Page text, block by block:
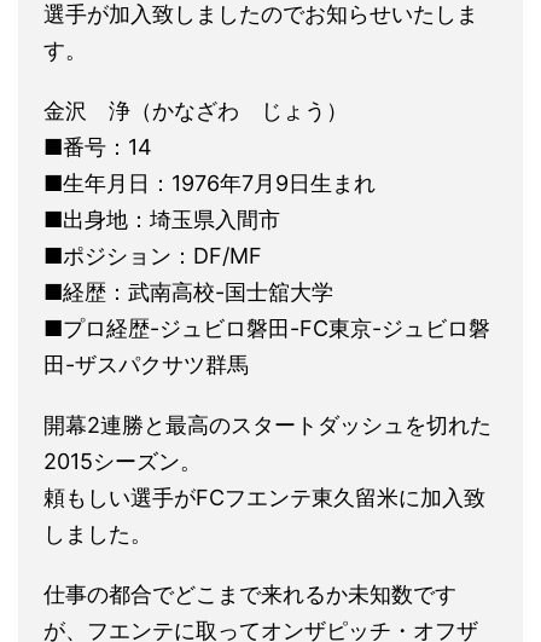
選手が加入致しましたのでお知らせいたしま
す。
金沢 浄（かなざわ じょう）
■番号：14
■生年月日：1976年7月9日生まれ
■出身地：埼玉県入間市
■ポジション：DF/MF
■経歴：武南高校-国士舘大学
■プロ経歴-ジュビロ磐田-FC東京-ジュビロ磐
田-ザスパクサツ群馬
開幕2連勝と最高のスタートダッシュを切れた
2015シーズン。
頼もしい選手がFCフエンテ東久留米に加入致
しました。
仕事の都合でどこまで来れるか未知数です
が、フエンテに取ってオンザピッチ・オフザ